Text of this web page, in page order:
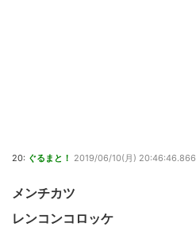
20: ぐるまと！ 2019/06/10(月) 20:46:46.866
メンチカツ
レンコンコロッケ